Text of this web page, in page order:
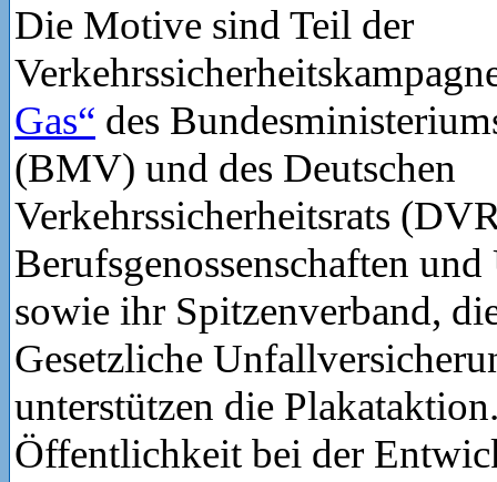
Die Motive sind Teil der
Gas“ des
(BMV) und des Deutschen
Verkehrssicherheitsrats
Berufsgenossenschaften
sowie ihr Spitzenverband,
Gesetzliche
unterstützen die
Öffentlichkeit bei der